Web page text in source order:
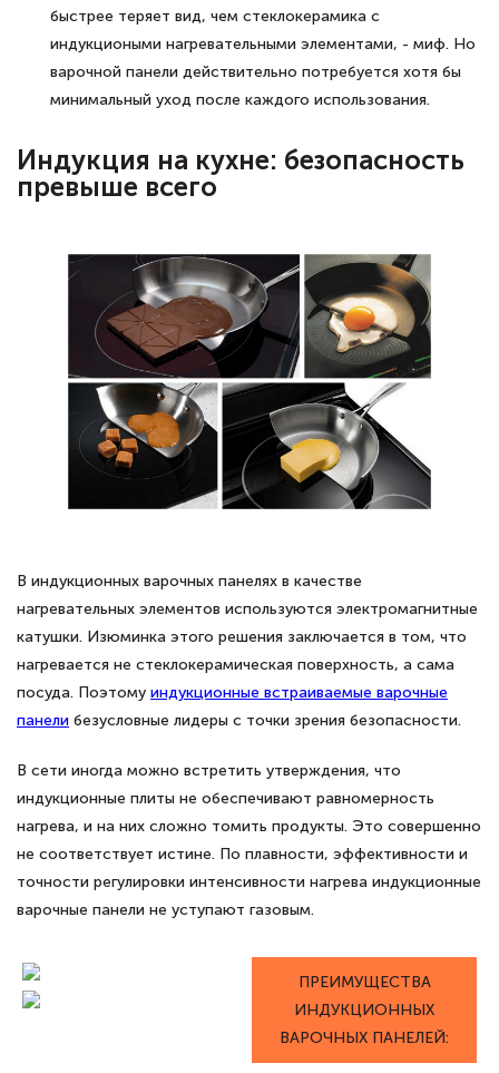
быстрее теряет вид, чем стеклокерамика с
индукциоными нагревательными элементами, - миф. Но
варочной панели действительно потребуется хотя бы
минимальный уход после каждого использования.
Индукция на кухне: безопасность
превыше всего
В индукционных варочных панелях в качестве
нагревательных элементов используются электромагнитные
катушки. Изюминка этого решения заключается в том, что
нагревается не стеклокерамическая поверхность, а сама
посуда. Поэтому индукционные встраиваемые варочные
панели безусловные лидеры с точки зрения безопасности.
В сети иногда можно встретить утверждения, что
индукционные плиты не обеспечивают равномерность
нагрева, и на них сложно томить продукты. Это совершенно
не соответствует истине. По плавности, эффективности и
точности регулировки интенсивности нагрева индукционные
варочные панели не уступают газовым.
ПРЕИМУЩЕСТВА
ИНДУКЦИОННЫХ
ВАРОЧНЫХ ПАНЕЛЕЙ: